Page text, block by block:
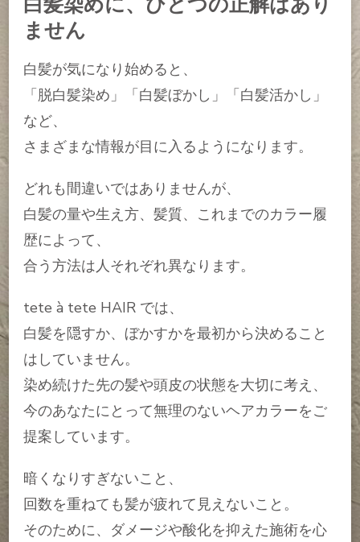
ません
白髪が気になり始めると、
「脱白髪染め」「白髪ぼかし」「白髪活かし」
など、
さまざまな情報が目に入るようになります。
どれも間違いではありませんが、
白髪の量や生え方、髪質、これまでのカラー履
歴によって、
合う方法は人それぞれ異なります。
tete à tete HAIR では、
白髪を隠すか、ぼかすかを最初から決めること
はしていません。
染め続けた先の髪や頭皮の状態を大切に考え、
今のあなたにとって無理のないヘアカラーをご
提案しています。
暗くなりすぎないこと、
回数を重ねても髪が疲れて見えないこと。
そのために、ダメージや酸化を抑えた施術を心